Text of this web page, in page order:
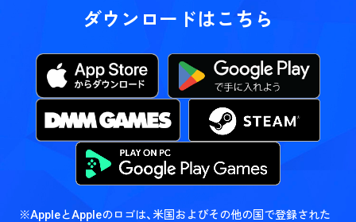
ダウンロードはこちら
※AppleとAppleのロゴは、米国およびその他の国で登録された